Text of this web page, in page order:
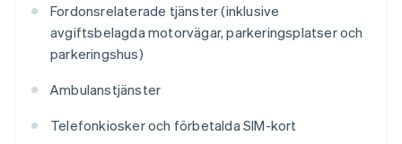
Fordonsrelaterade tjänster (inklusive
avgiftsbelagda motorvägar, parkeringsplatser och
parkeringshus)
Ambulanstjänster
Telefonkiosker och förbetalda SIM-kort